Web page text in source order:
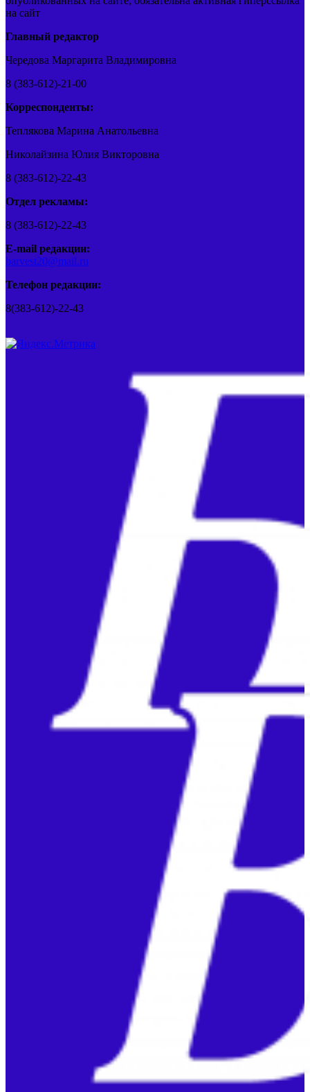
на сайт
Главный редактор
Чередова Маргарита Владимировна
8 (383-612)-21-00
Корреспонденты:
Теплякова Марина Анатольевна
Николайзина Юлия Викторовна
8 (383-612)-22-43
Отдел рекламы:
8 (383-612)-22-43
E-mail редакции:
barvest20@mail.ru
Телефон редакции:
8(383-612)-22-43